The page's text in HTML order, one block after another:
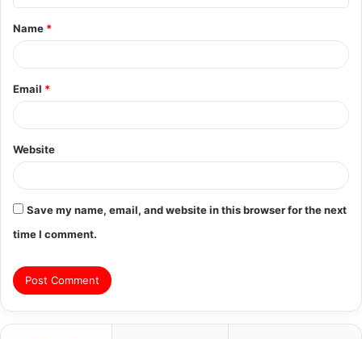
t
*
Name *
Email *
Website
Save my name, email, and website in this browser for the next
time I comment.